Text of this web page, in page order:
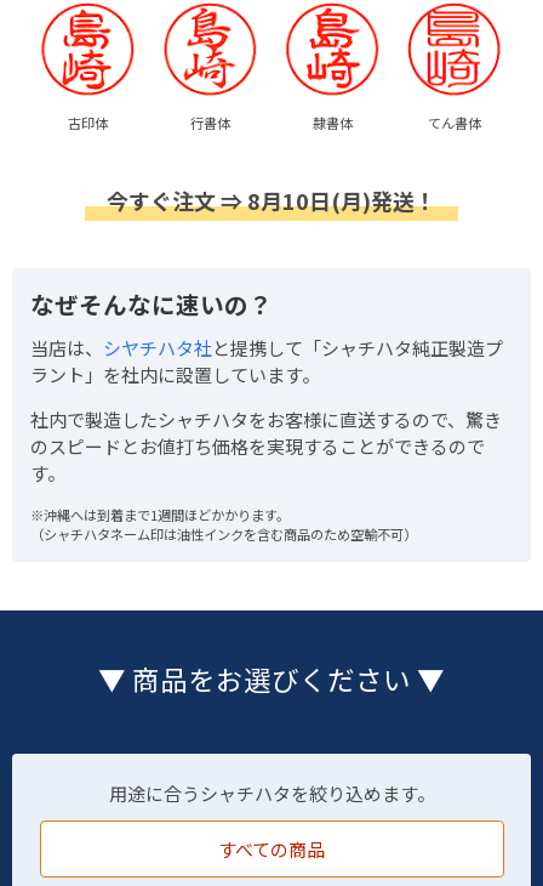
古印体 行書体 隷書体 てん書体
今すぐ注文 ⇒ 8月10日(月)発送！
なぜそんなに速いの？
当店は、 シヤチハタ社と提携して「シャチハタ純正製造プ
ラント」を社内に設置しています。
社内で製造したシャチハタをお客様に直送するので、驚き
のスピードとお値打ち価格を実現することができるので
す。
※沖縄へは到着まで1週間ほどかかります。
（シャチハタネーム印は油性インクを含む商品のため空輸不可）
▼ 商品をお選びください ▼
用途に合うシャチハタを絞り込めます。
すべての商品